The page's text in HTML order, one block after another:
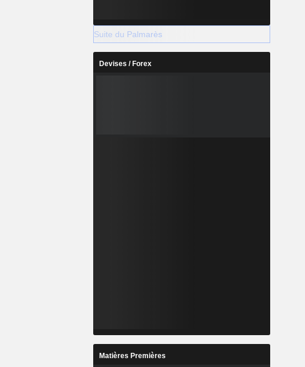
Suite du Palmarès
Devises / Forex
Matières Premières